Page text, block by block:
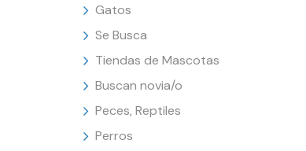
Gatos
Se Busca
Tiendas de Mascotas
Buscan novia/o
Peces, Reptiles
Perros